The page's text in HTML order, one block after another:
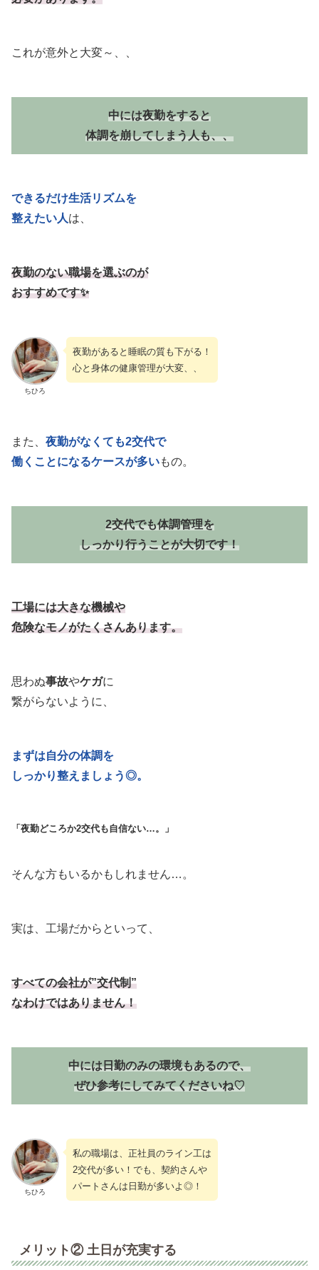
これが意外と大変～、、
中には夜勤をすると
体調を崩してしまう人も、、
できるだけ生活リズムを
整えたい人は、
夜勤のない職場を選ぶのが
おすすめです✨
ちひろ
夜勤があると睡眠の質も下がる！
心と身体の健康管理が大変、、
また、 夜勤がなくても2交代で
働くことになるケースが多いもの。
2交代でも体調管理を
しっかり行うことが大切です！
工場には大きな機械や
危険なモノがたくさんあります。
思わぬ事故やケガに
繋がらないように、
まずは自分の体調を
しっかり整えましょう◎。
「夜勤どころか2交代も自信ない…。」
そんな方もいるかもしれません…。
実は、工場だからといって、
すべての会社が”交代制”
なわけではありません！
中には日勤のみの環境もあるので、
ぜひ参考にしてみてくださいね♡
ちひろ
私の職場は、正社員のライン工は
2交代が多い！でも、契約さんや
パートさんは日勤が多いよ◎！
メリット② 土日が充実する